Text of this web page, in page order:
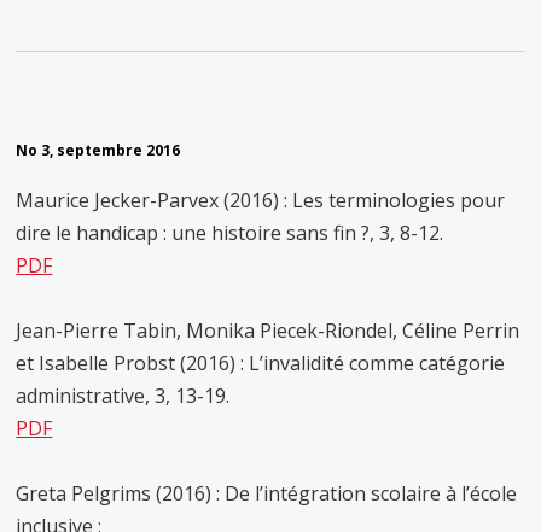
No 3, septembre 2016
Maurice Jecker-Parvex (2016) : Les terminologies pour
dire le handicap : une histoire sans fin ?, 3, 8-12.
PDF
Jean-Pierre Tabin, Monika Piecek-Riondel, Céline Perrin
et Isabelle Probst (2016) : L’invalidité comme catégorie
administrative, 3, 13-19.
PDF
Greta Pelgrims (2016) : De l’intégration scolaire à l’école
inclusive :